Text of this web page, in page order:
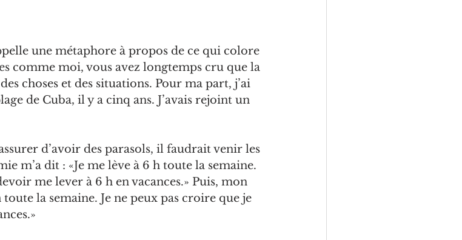
une métaphore à propos de ce qui colore
comme moi, vous avez longtemps cru que la
choses et des situations. Pour ma part, j’ai
de Cuba, il y a cinq ans. J’avais rejoint un
d’avoir des parasols, il faudrait venir les
m’a dit : «Je me lève à 6 h toute la semaine.
me lever à 6 h en vacances.» Puis, mon
toute la semaine. Je ne peux pas croire que je